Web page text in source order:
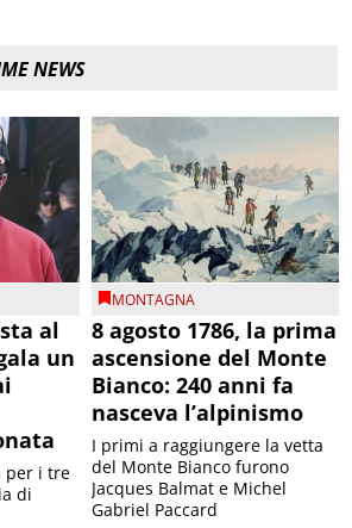
NEWS
al
un
per i tre
di
MONTAGNA
8 agosto 1786, la prima
ascensione del Monte
Bianco: 240 anni fa
nasceva l’alpinismo
I primi a raggiungere la vetta
del Monte Bianco furono
Jacques Balmat e Michel
Gabriel Paccard